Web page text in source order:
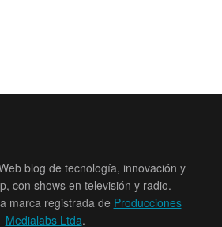
blog de tecnología, innovación y
con shows en televisión y radio.
marca registrada de Producciones
Medialabs Ltda.